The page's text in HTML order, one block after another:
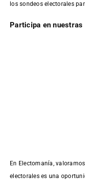
los sondeos electorales
Participa en
En Electomanía,
electorales es una